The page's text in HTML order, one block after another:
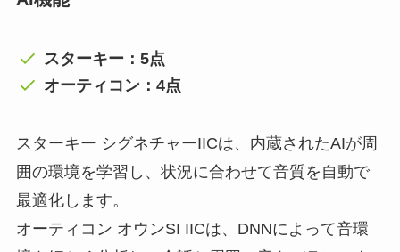
スターキー：5点
オーティコン：4点
スターキー シグネチャーIICは、内蔵されたAIが周
囲の環境を学習し、状況に合わせて音質を自動で
最適化します。
オーティコン オウンSI IICは、DNNによって音環